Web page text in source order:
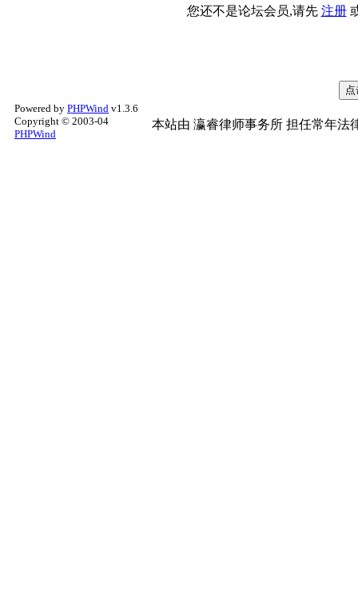
您还不是论坛会员,请先 注册
Powered by PHPWind v1.3.6
Copyright © 2003-04
PHPWind
本站由 瀛睿律师事务所 担任常年法